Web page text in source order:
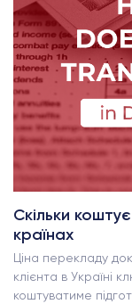
Скільки
країнах
Ціна перекладу
клієнта в Україні
коштуватиме